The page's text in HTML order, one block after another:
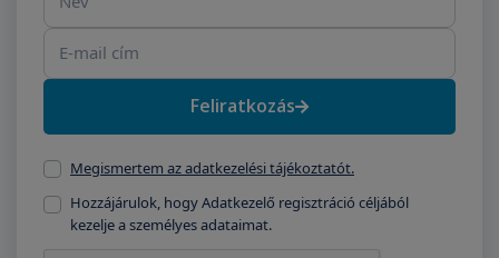
Feliratkozás
Megismertem az adatkezelési tájékoztatót.
Hozzájárulok, hogy Adatkezelő regisztráció céljából
kezelje a személyes adataimat.